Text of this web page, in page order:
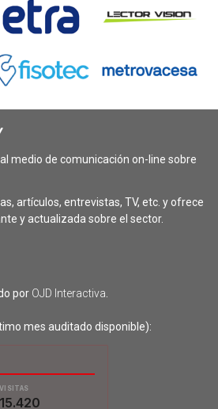
medio de comunicación on-line sobre
artículos, entrevistas, TV, etc. y ofrece
y actualizada sobre el sector.
por OJD Interactiva.
mes auditado disponible):